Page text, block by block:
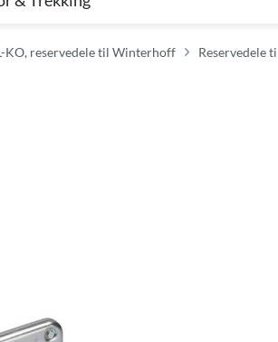
KO, reservedele til Winterhoff Reservedele